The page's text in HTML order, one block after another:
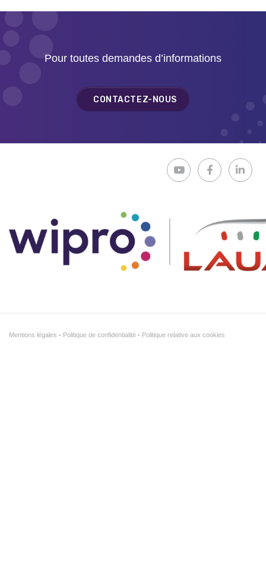
Pour toutes demandes d’informations
CONTACTEZ-NOUS
Mentions légales Politique de confidentialité Politique relative aux cookies